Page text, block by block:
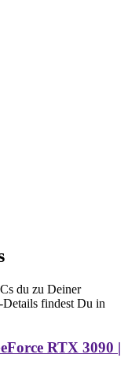
du zu Deiner
Details findest Du in
RTX 3090 |